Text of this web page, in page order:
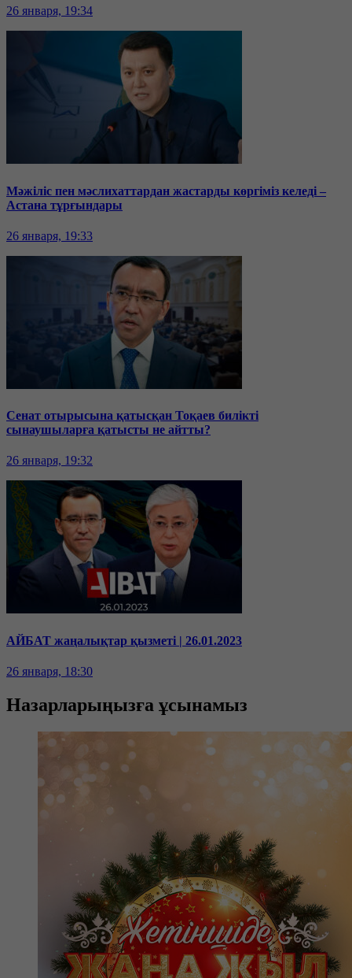
26 января, 19:34
Мәжіліс пен мәслихаттардан жастарды көргіміз келеді –
Астана тұрғындары
26 января, 19:33
Сенат отырысына қатысқан Тоқаев билікті
сынаушыларға қатысты не айтты?
26 января, 19:32
АЙБАТ жаңалықтар қызметі | 26.01.2023
26 января, 18:30
Назарларыңызға ұсынамыз